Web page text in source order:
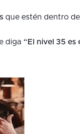
que estén dentro
diga “El nivel 35 es